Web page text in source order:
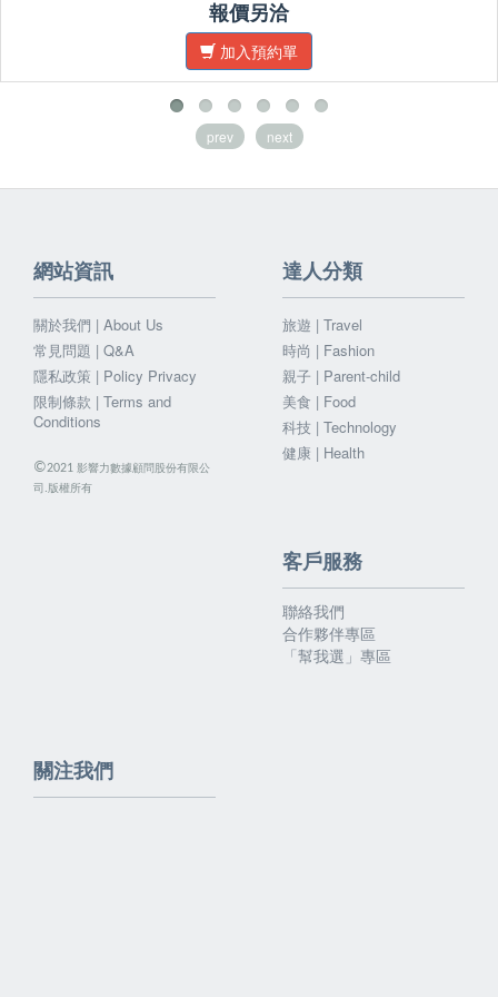
報價另洽
加入預約單
prev next
網站資訊
關於我們 | About Us
常見問題 | Q&A
隱私政策 | Policy Privacy
限制條款 | Terms and
Conditions
©2021 影響力數據顧問股份有限公
司.版權所有
達人分類
旅遊 | Travel
時尚 | Fashion
親子 | Parent-child
美食 | Food
科技 | Technology
健康 | Health
客戶服務
聯絡我們
合作夥伴專區
「幫我選」專區
關注我們